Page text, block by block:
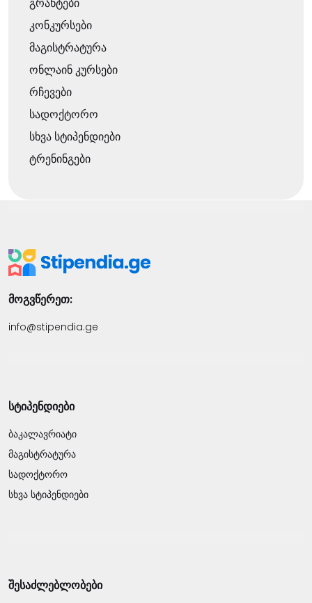
კონკურსები
მაგისტრატურა
ონლაინ კურსები
რჩევები
სადოქტორო
სხვა სტიპენდიები
ტრენინგები
მოგვწერეთ:
info@stipendia.ge
სტიპენდიები
ბაკალავრიატი
მაგისტრატურა
სადოქტორო
სხვა სტიპენდიები
შესაძლებლობები